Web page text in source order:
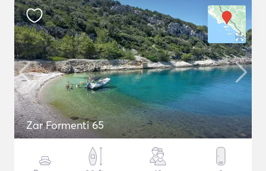
Zar Formenti 65